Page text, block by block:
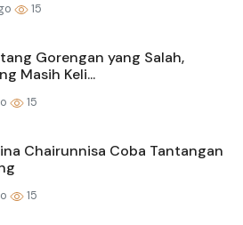
15
Gorengan yang Salah,
Masih Keli...
15
Chairunnisa Coba Tantangan
15